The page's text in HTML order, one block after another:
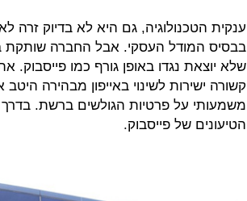
ענקית הטכנולוגיה, גם היא לא בדיוק זרה
בבסיס המודל העסקי. אבל החברה שותקת
שלא יוצאת נגדו באופן גורף כמו
קשורה ישירות לשינוי באייפון מבהירה
משמעותי על פרטיות הגולשים ברשת.
הטיעונים של פייסבוק.